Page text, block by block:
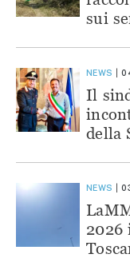
sui
NEWS
Il
della
NEWS
2026